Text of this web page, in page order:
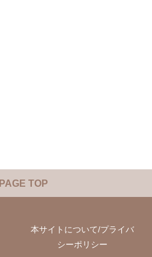
PAGE TOP
本サイトについて/プライバ
シーポリシー